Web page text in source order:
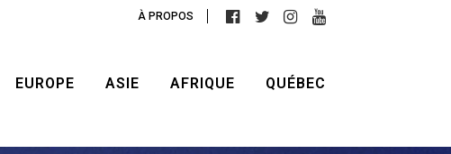
À PROPOS
EUROPE ASIE AFRIQUE QUÉBEC